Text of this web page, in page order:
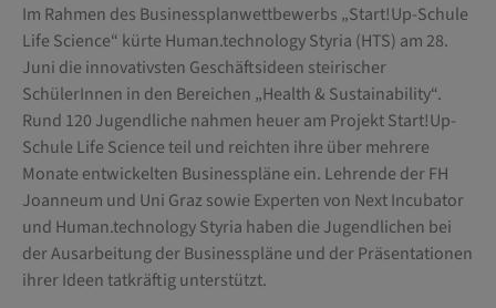
Im Rahmen des Businessplanwettbewerbs „Start!Up-Schule
Life Science“ kürte Human.technology Styria (HTS) am 28.
Juni die innovativsten Geschäftsideen steirischer
SchülerInnen in den Bereichen „Health & Sustainability“.
Rund 120 Jugendliche nahmen heuer am Projekt Start!Up-
Schule Life Science teil und reichten ihre über mehrere
Monate entwickelten Businesspläne ein. Lehrende der FH
Joanneum und Uni Graz sowie Experten von Next Incubator
und Human.technology Styria haben die Jugendlichen bei
der Ausarbeitung der Businesspläne und der Präsentationen
ihrer Ideen tatkräftig unterstützt.